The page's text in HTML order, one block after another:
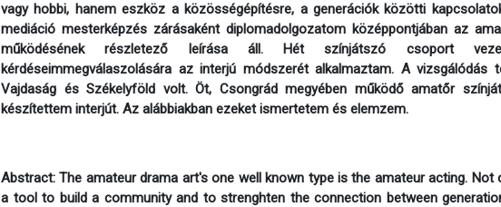
vagy hobbi, hanem eszköz a közösségépítésre, a generációk közötti
mediáció mesterképzés zárásaként diplomadolgozatom középpontjában az
működésének részletező leírása áll. Hét színjátszó csoport
kérdéseimmegválaszolására az interjú módszerét alkalmaztam. A vizsgálódás
Vajdaság és Székelyföld volt. Öt, Csongrád megyében működő amatőr
készítettem interjút. Az alábbiakban ezeket ismertetem és elemzem.
Abstract: The amateur drama art's one well known type is the amateur acting. Not
a tool to build a community and to strenghten the connection between